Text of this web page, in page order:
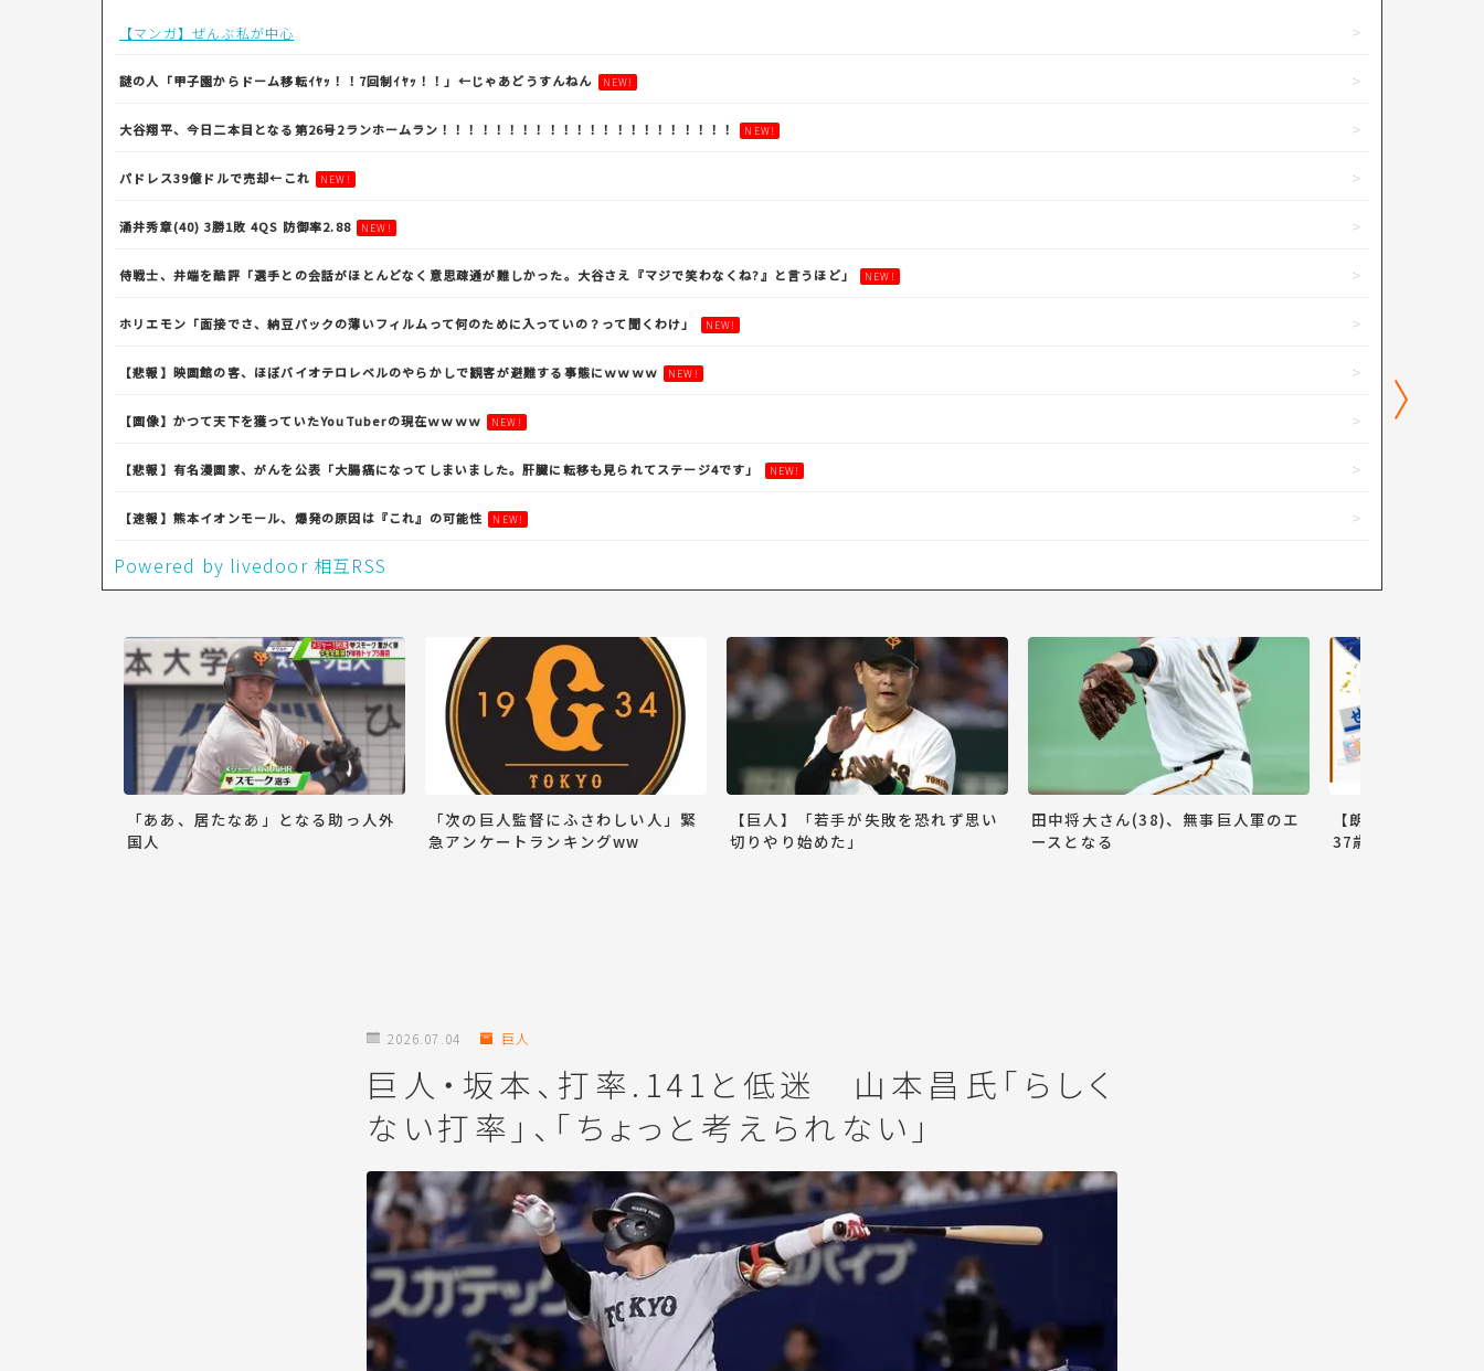
【マンガ】ぜんぶ私が中心
謎の人「甲子園からドーム移転ｲﾔｯ！！7回制ｲﾔｯ！！」←じゃあどうすんねん NEW!
大谷翔平、今日二本目となる第26号2ランホームラン！！！！！！！！！！！！！！！！！！！！！！ NEW!
パドレス39億ドルで売却←これ NEW!
涌井秀章(40) 3勝1敗 4QS 防御率2.88 NEW!
侍戦士、井端を酷評「選手との会話がほとんどなく意思疎通が難しかった。大谷さえ『マジで笑わなくね?』と言うほど」 NEW!
ホリエモン「面接でさ、納豆パックの薄いフィルムって何のために入っていの？って聞くわけ」 NEW!
【悲報】映画館の客、ほぼバイオテロレベルのやらかしで観客が避難する事態にｗｗｗｗ NEW!
【画像】かつて天下を獲っていたYouTuberの現在ｗｗｗｗ NEW!
【悲報】有名漫画家、がんを公表「大腸癌になってしまいました。肝臓に転移も見られてステージ4です」 NEW!
【速報】熊本イオンモール、爆発の原因は『これ』の可能性 NEW!
Powered by livedoor 相互RSS
「ああ、居たなあ」となる助っ人外
国人
「次の巨人監督にふさわしい人」緊
急アンケートランキングww
【巨人】「若手が失敗を恐れず思い
切りやり始めた」
田中将大さん(38)、無事巨人軍のエ
ースとなる
【朗報】巨人小林
37歳ww
2026.07.04 巨人
巨人・坂本、打率.141と低迷 山本昌氏「らしく
ない打率」、「ちょっと考えられない」